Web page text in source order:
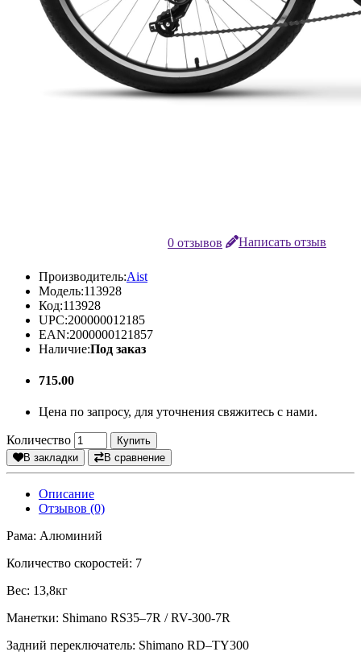
0 отзывов Написать отзыв
Производитель:Aist
Модель:113928
Код:113928
UPC:200000012185
EAN:2000000121857
Наличие:Под заказ
715.00
Цена по запросу, для уточнения свяжитесь с нами.
Количество
Купить
В закладки
В сравнение
Описание
Отзывов (0)
Рама: Алюминий
Количество скоростей: 7
Вес: 13,8кг
Манетки: Shimano RS35–7R / RV-300-7R
Задний переключатель: Shimano RD–TY300